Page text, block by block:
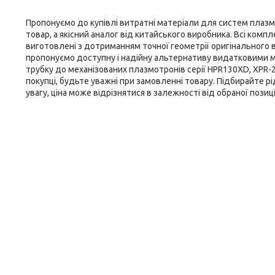
Пропонуємо до купівлі витратні матеріали для систем
товар, а якісний аналог від китайського виробника. Всі
виготовлені з дотриманням точної геометрії оригінального
пропонуємо доступну і надійну альтернативу видатковими
трубку до механізованих плазмотронів серії HPR130XD,
покупці, будьте уважні при замовленні товару. Підбирайте
увагу, ціна може відрізнятися в залежності від обраної